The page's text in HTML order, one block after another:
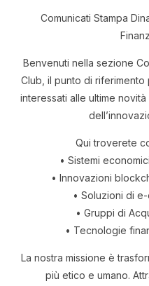
Comunicati Stampa
Benvenuti nella sezione
Club, il punto di
interessati alle ultime
Qui troverete
• Sistemi
• Innovazioni
• Soluzioni di
• Gruppi di
• Tecnologie
La nostra missione è
più etico e umano.